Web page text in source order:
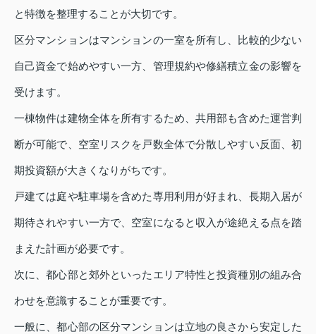
と特徴を整理することが大切です。
区分マンションはマンションの一室を所有し、比較的少ない
自己資金で始めやすい一方、管理規約や修繕積立金の影響を
受けます。
一棟物件は建物全体を所有するため、共用部も含めた運営判
断が可能で、空室リスクを戸数全体で分散しやすい反面、初
期投資額が大きくなりがちです。
戸建ては庭や駐車場を含めた専用利用が好まれ、長期入居が
期待されやすい一方で、空室になると収入が途絶える点を踏
まえた計画が必要です。
次に、都心部と郊外といったエリア特性と投資種別の組み合
わせを意識することが重要です。
一般に、都心部の区分マンションは立地の良さから安定した